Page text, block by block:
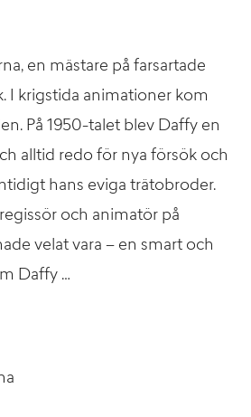
en mästare på farsartade
I krigstida animationer kom
På 1950-talet blev Daffy en
alltid redo för nya försök och
hans eviga trätobroder.
och animatör på
velat vara – en smart och
Daffy …